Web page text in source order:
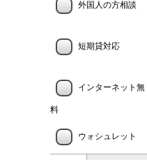
外国人の方相談
短期貸対応
インターネット無
料
ウォシュレット